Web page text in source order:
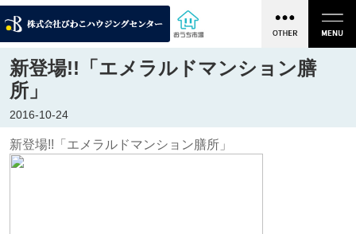
新登場!!「エメラルドマンション膳
所」
2016-10-24
新登場!!「エメラルドマンション膳所」